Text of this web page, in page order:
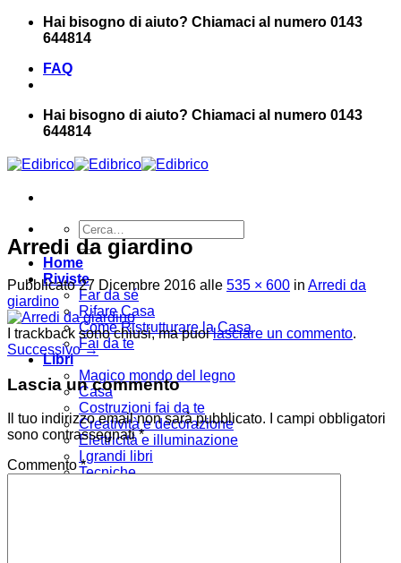
Salta
Hai bisogno di aiuto? Chiamaci al numero 0143
644814
FAQ
Hai bisogno di aiuto? Chiamaci al numero 0143
644814
Cerca:
Home
Riviste
Far da sé
Rifare Casa
Come Ristrutturare la Casa
Fai da te
Libri
Magico mondo del legno
Casa
Costruzioni fai da te
Creatività e decorazione
Elettricità e illuminazione
I grandi libri
Tecniche
Arredi da giardino
Pubblicato27 Dicembre 2016 alle 535 × 600 in Arredi da
giardino
I trackback sono chiusi, ma puoilasciare un commento.
Successivo→
Lascia un commento
Il tuo indirizzo email non sarà pubblicato.
I campi obbligatori
sono contrassegnati*
Commento*